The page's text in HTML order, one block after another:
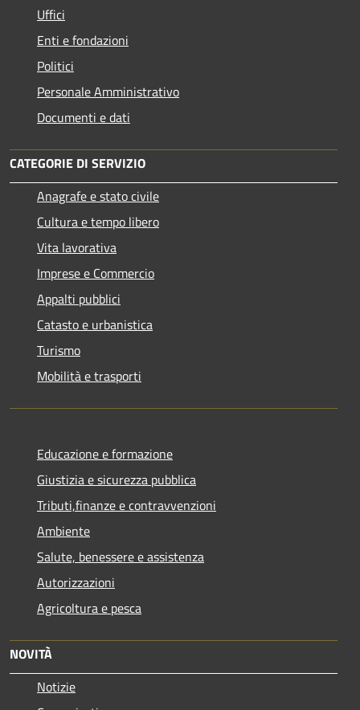
Uffici
Enti e fondazioni
Politici
Personale Amministrativo
Documenti e dati
CATEGORIE DI SERVIZIO
Anagrafe e stato civile
Cultura e tempo libero
Vita lavorativa
Imprese e Commercio
Appalti pubblici
Catasto e urbanistica
Turismo
Mobilità e trasporti
Educazione e formazione
Giustizia e sicurezza pubblica
Tributi,finanze e contravvenzioni
Ambiente
Salute, benessere e assistenza
Autorizzazioni
Agricoltura e pesca
NOVITÀ
Notizie